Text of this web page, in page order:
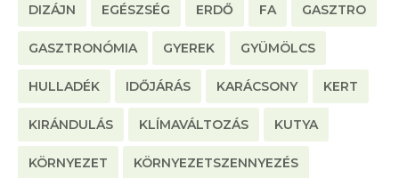
DIZÁJN EGÉSZSÉG ERDŐ FA GASZTRO
GASZTRONÓMIA GYEREK GYÜMÖLCS
HULLADÉK IDŐJÁRÁS KARÁCSONY KERT
KIRÁNDULÁS KLÍMAVÁLTOZÁS KUTYA
KÖRNYEZET KÖRNYEZETSZENNYEZÉS